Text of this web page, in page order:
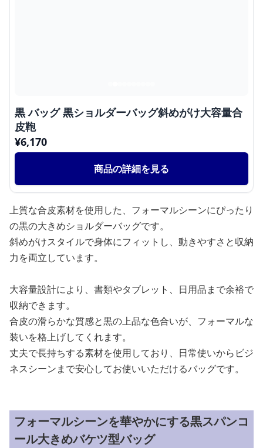
黒 バッグ 黒ショルダーバッグ斜めがけ大容量合
皮鞄
¥6,170
商品の詳細を見る
上質な合皮素材を使用した、フォーマルシーンにぴったり
の黒の大きめショルダーバッグです。
斜めがけスタイルで身体にフィットし、動きやすさと収納
力を両立しています。
大容量設計により、書類やタブレット、日用品まで余裕で
収納できます。
合皮の滑らかな質感と黒の上品な色合いが、フォーマルな
装いを格上げしてくれます。
丈夫で長持ちする素材を使用しており、日常使いからビジ
ネスシーンまで安心してお使いいただけるバッグです。
フォーマルシーンを華やかにする黒スパンコ
ール大きめバケツ型バッグ